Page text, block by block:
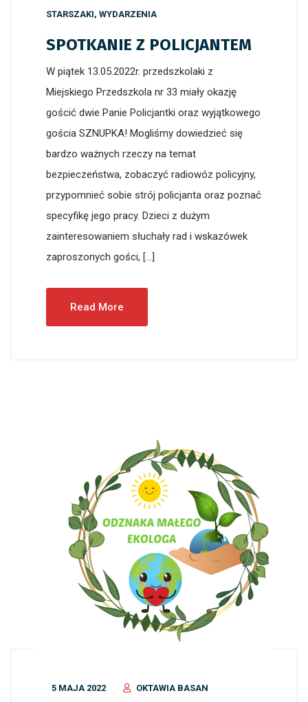
STARSZAKI, WYDARZENIA
SPOTKANIE Z POLICJANTEM
W piątek 13.05.2022r. przedszkolaki z
Miejskiego Przedszkola nr 33 miały okazję
gościć dwie Panie Policjantki oraz wyjątkowego
gościa SZNUPKA! Mogliśmy dowiedzieć się
bardzo ważnych rzeczy na temat
bezpieczeństwa, zobaczyć radiowóz policyjny,
przypomnieć sobie strój policjanta oraz poznać
specyfikę jego pracy. Dzieci z dużym
zainteresowaniem słuchały rad i wskazówek
zaproszonych gości, […]
Read More
5 MAJA 2022
OKTAWIA BASAN